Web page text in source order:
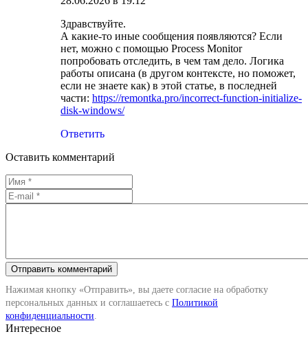
Здравствуйте.
А какие-то иные сообщения появляются? Если
нет, можно с помощью Process Monitor
попробовать отследить, в чем там дело. Логика
работы описана (в другом контексте, но поможет,
если не знаете как) в этой статье, в последней
части: https://remontka.pro/incorrect-function-initialize-
disk-windows/
Ответить
Оставить комментарий
Нажимая кнопку «Отправить», вы даете согласие на обработку
персональных данных и соглашаетесь с Политикой
конфиденциальности.
Интересное